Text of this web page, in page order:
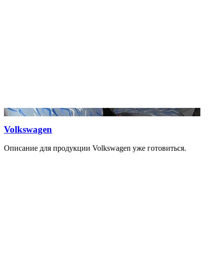
Volkswagen
Описание для продукции Volkswagen уже готовиться.